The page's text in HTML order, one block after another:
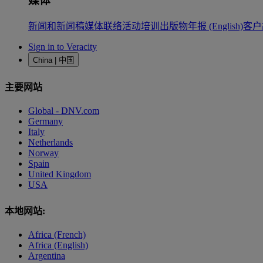
新闻和新闻稿媒体联络活动培训 出版物年报 (English)客
Sign in to Veracity
China | 中国
主要网站
Global - DNV.com
Germany
Italy
Netherlands
Norway
Spain
United Kingdom
USA
本地网站:
Africa (French)
Africa (English)
Argentina